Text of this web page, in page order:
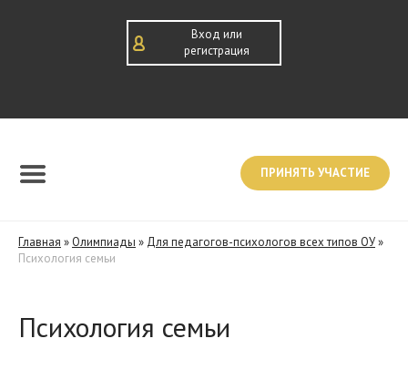
Вход или
регистрация
ПРИНЯТЬ УЧАСТИЕ
Главная » Олимпиады » Для педагогов-психологов всех типов ОУ»
Психология семьи
Психология семьи